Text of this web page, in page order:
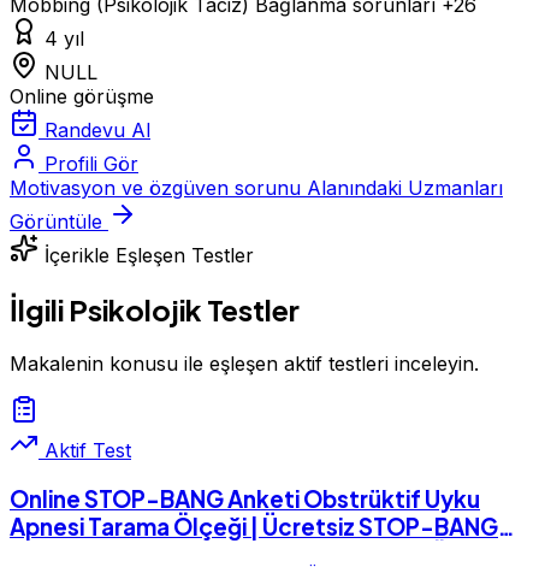
Mobbing (Psikolojik Taciz) Bağlanma sorunları +26
4 yıl
NULL
Online görüşme
Randevu Al
Profili Gör
Motivasyon ve özgüven sorunu Alanındaki Uzmanları
Görüntüle
İçerikle Eşleşen Testler
İlgili Psikolojik Testler
Makalenin konusu ile eşleşen aktif testleri inceleyin.
Aktif Test
Online STOP-BANG Anketi Obstrüktif Uyku
Apnesi Tarama Ölçeği | Ücretsiz STOP-BANG